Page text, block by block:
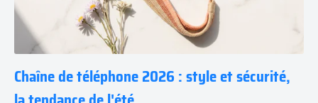
Chaîne de téléphone 2026 : style et sécurité,